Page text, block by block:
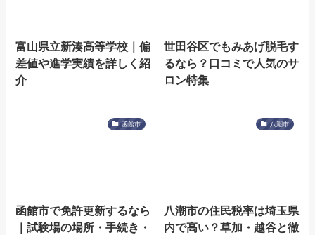
富山県立新湊高等学校｜偏
差値や進学実績を詳しく紹
介
世田谷区でもみあげ脱毛す
るなら？口コミで人気のサ
ロン特集
函館市
函館市で免許更新するなら
｜試験場の場所・手続き・
八潮市
八潮市の住民税率は埼玉県
内で高い？草加・越谷と徹